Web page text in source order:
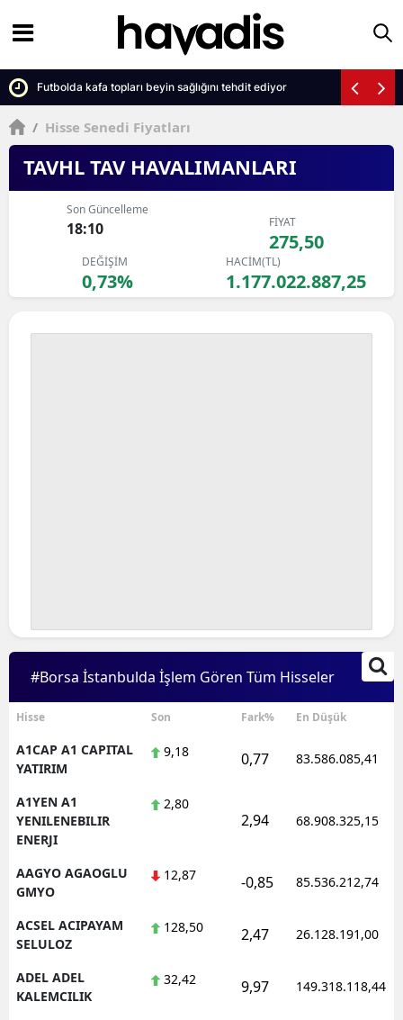
Futbolda kafa topları beyin sağlığını tehdit ediyor
/ Hisse Senedi Fiyatları
TAVHL TAV HAVALIMANLARI
Son Güncelleme
18:10 FİYAT
275,50
DEĞİŞİM
0,73%
HACİM(TL)
1.177.022.887,25
#Borsa İstanbulda İşlem Gören Tüm Hisseler
Hisse Son Fark% En Düşük
A1CAP A1 CAPITAL
YATIRIM
9,18 0,77 83.586.085,41
A1YEN A1
YENILENEBILIR
ENERJI
2,80
2,94 68.908.325,15
AAGYO AGAOGLU
GMYO
12,87 -0,85 85.536.212,74
ACSEL ACIPAYAM
SELULOZ
128,50 2,47 26.128.191,00
ADEL ADEL
KALEMCILIK
32,42 9,97 149.318.118,44